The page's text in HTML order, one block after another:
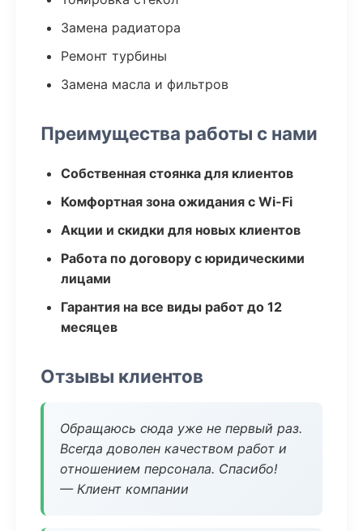
Замена радиатора
Ремонт турбины
Замена масла и фильтров
Преимущества работы с нами
Собственная стоянка для клиентов
Комфортная зона ожидания с Wi-Fi
Акции и скидки для новых клиентов
Работа по договору с юридическими
лицами
Гарантия на все виды работ до 12
месяцев
Отзывы клиентов
Обращаюсь сюда уже не первый раз.
Всегда доволен качеством работ и
отношением персонала. Спасибо!
— Клиент компании